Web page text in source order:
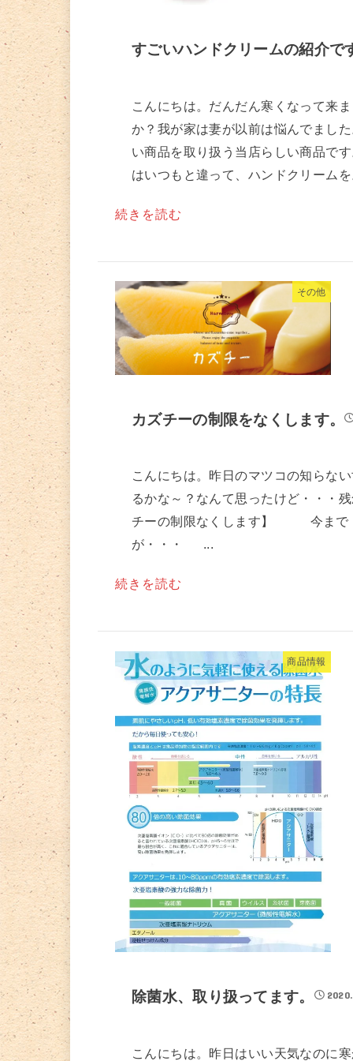
すごいハンドクリームの紹介で
こんにちは。だんだん寒くなって来
か？我が家は妻が以前は悩んでまし
い商品を取り扱う当店らしい商品
はいつもと違って、ハンドクリーム
続きを読む
その他
カズチーの制限をなくします。
こんにちは。昨日のマツコの知らな
るかな～？なんて思ったけど・・・
チーの制限なくします】 今まで「
が・・・ ...
続きを読む
商品情報
除菌水、取り扱ってます。
こんにちは。昨日はいい天気なのに